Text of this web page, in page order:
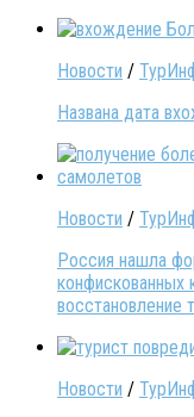
Новости /
Названа дата
Новости /
Россия нашла
конфискованных
восстановление
Новости /